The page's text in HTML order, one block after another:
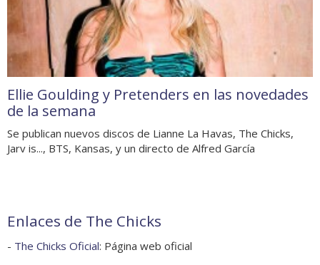
Ellie Goulding y Pretenders en las novedades
de la semana
Se publican nuevos discos de Lianne La Havas, The Chicks,
Jarv is..., BTS, Kansas, y un directo de Alfred García
Enlaces de The Chicks
- The Chicks Oficial: Página web oficial